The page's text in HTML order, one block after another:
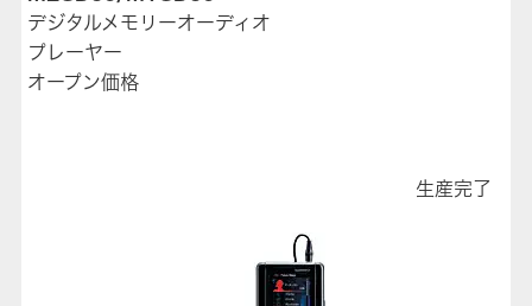
デジタルメモリーオーディオ
プレーヤー
オープン価格
生産完了